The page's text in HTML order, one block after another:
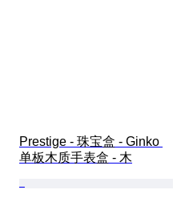
Prestige - 珠宝盒 - Ginko
单板木质手表盒 - 木